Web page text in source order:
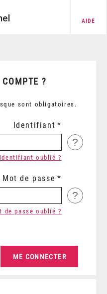
AIDE
?
sont obligatoires.
Identifiant
?
Identifiant oublié ?
Mot de passe
?
de passe oublié ?